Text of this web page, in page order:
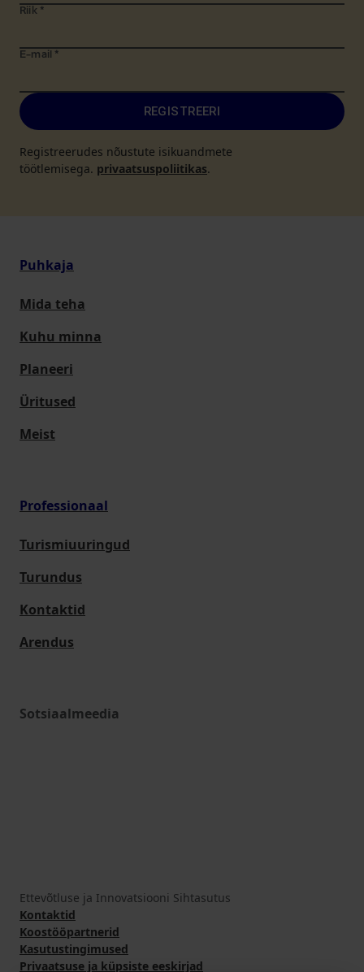
Riik *
E-mail *
REGISTREERI
Registreerudes nõustute isikuandmete
töötlemisega. privaatsuspoliitikas.
Puhkaja
Mida teha
Kuhu minna
Planeeri
Üritused
Meist
Professionaal
Turismiuuringud
Turundus
Kontaktid
Arendus
Sotsiaalmeedia
Ettevõtluse ja Innovatsiooni Sihtasutus
Kontaktid
Koostööpartnerid
Kasutustingimused
Privaatsuse ja küpsiste eeskirjad